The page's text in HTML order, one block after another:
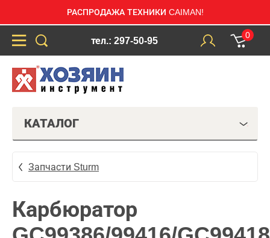
РАСПРОДАЖА ТЕХНИКИ CAIMAN!
тел.: 297-50-95
0
КАТАЛОГ
Запчасти Sturm
Карбюратор